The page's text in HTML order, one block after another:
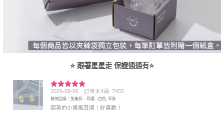
⭐ 跟著星星走 保證通通有⭐
評分5 滿
分 5
2026-08-06 訂單末4碼: 7455
幾何回憶｜免後扣．耳環 - 白色, 耳針
超美的小香風耳環！好喜歡！